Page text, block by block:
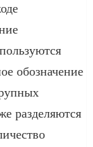
обозначение
разделяются